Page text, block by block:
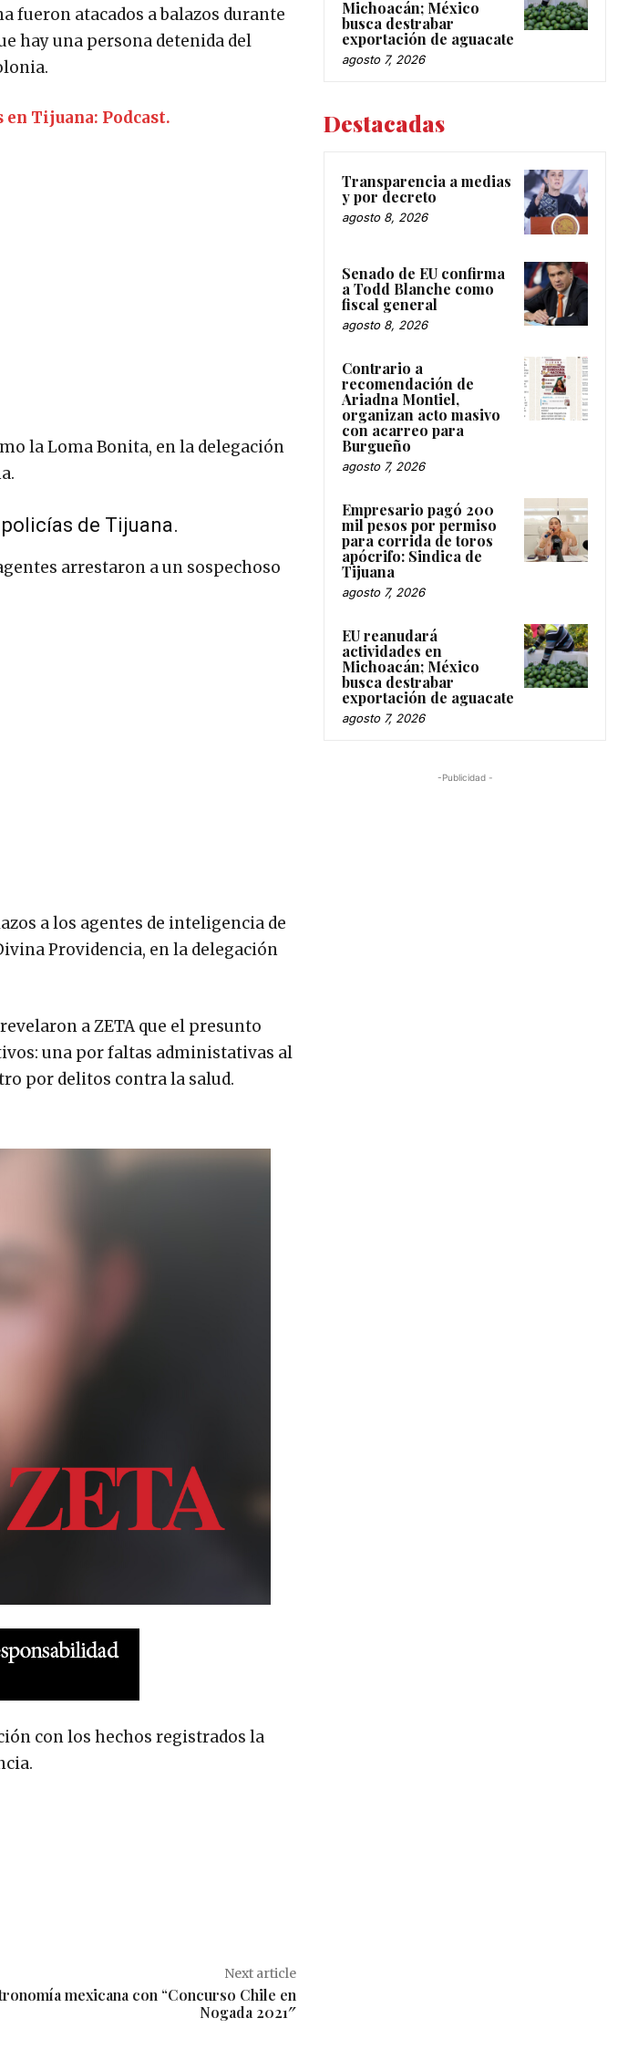
fueron atacados a balazos durante
hay una persona detenida del
Tijuana: Podcast.
la Loma Bonita, en la delegación
de Tijuana.
arrestaron a un sospechoso
a los agentes de inteligencia de
Providencia, en la delegación
a ZETA que el presunto
una por faltas administativas al
por delitos contra la salud.
con los hechos registrados la
Next article
mexicana con “Concurso Chile en
Nogada 2021″
Michoacán; México
busca destrabar
exportación de aguacate
agosto 7, 2026
Destacadas
Transparencia a medias
y por decreto
agosto 8, 2026
Senado de EU confirma
a Todd Blanche como
fiscal general
agosto 8, 2026
Contrario a
recomendación de
Ariadna Montiel,
organizan acto masivo
con acarreo para
Burgueño
agosto 7, 2026
Empresario pagó 200
mil pesos por permiso
para corrida de toros
apócrifo: Sindica de
Tijuana
agosto 7, 2026
EU reanudará
actividades en
Michoacán; México
busca destrabar
exportación de aguacate
agosto 7, 2026
-Publicidad -